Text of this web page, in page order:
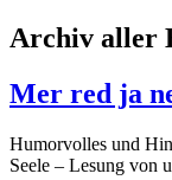
Archiv aller
Mer red ja
Humorvolles und
Seele – Lesung von